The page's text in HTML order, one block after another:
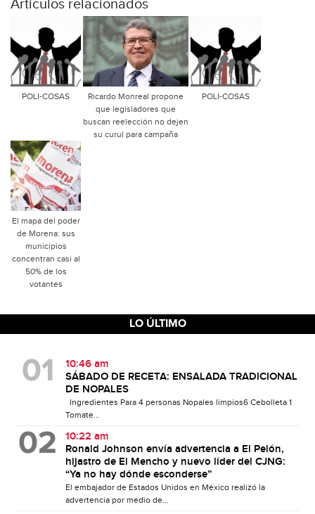
Articulos relacionados
POLI-COSAS
Ricardo Monreal propone
que legisladores que
buscan reelección no dejen
su curul para campaña
POLI-COSAS
El mapa del poder
de Morena: sus
municipios
concentran casi al
50% de los
votantes
LO ÚLTIMO
10:46 am
SÁBADO DE RECETA: ENSALADA TRADICIONAL
DE NOPALES
Ingredientes Para 4 personas Nopales limpios6 Cebolleta 1
Tomate...
10:22 am
Ronald Johnson envía advertencia a El Pelón,
hijastro de El Mencho y nuevo líder del CJNG:
“Ya no hay dónde esconderse”
El embajador de Estados Unidos en México realizó la
advertencia por medio de...